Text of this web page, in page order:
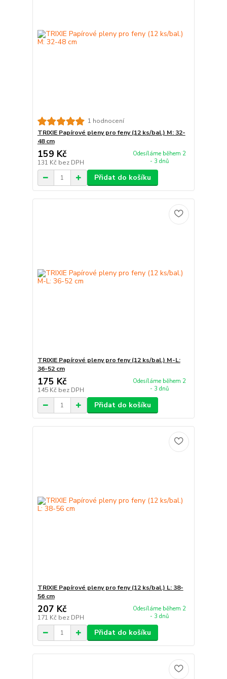
1 hodnocení
TRIXIE Papírové pleny pro feny (12 ks/bal.) M: 32-
48 cm
159 Kč
131 Kč bez DPH
Odesíláme během 2
- 3 dnů
Přidat do košíku
TRIXIE Papírové pleny pro feny (12 ks/bal.) M-L:
36-52 cm
175 Kč
145 Kč bez DPH
Odesíláme během 2
- 3 dnů
Přidat do košíku
TRIXIE Papírové pleny pro feny (12 ks/bal.) L: 38-
56 cm
207 Kč
171 Kč bez DPH
Odesíláme během 2
- 3 dnů
Přidat do košíku